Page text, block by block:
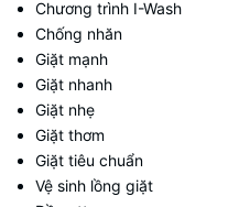
Chương trình I-Wash
Chống nhăn
Giặt mạnh
Giặt nhanh
Giặt nhẹ
Giặt thơm
Giặt tiêu chuẩn
Vệ sinh lồng giặt